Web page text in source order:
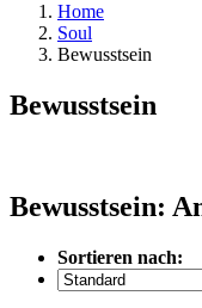
Home
Soul
Bewusstsein
Bewusstsein
Bewusstsein:
Sortieren nach: